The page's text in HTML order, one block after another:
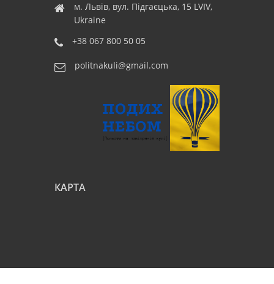
м. Львів, вул. Підгаєцька, 15 LVIV,
Ukraine
+38 067 800 50 05
politnakuli@gmail.com
КАРТА